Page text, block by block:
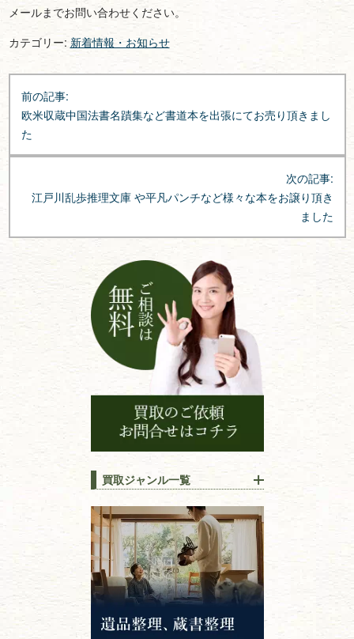
メールまでお問い合わせください。
カテゴリー: 新着情報・お知らせ
投
稿
ナ
ビ
ョ
前の記事:
欧米収蔵中国法書名蹟集など書道本を出張にてお売り頂きまし
た
次の記事:
江戸川乱歩推理文庫 や平凡パンチなど様々な本をお譲り頂き
ました
買取ジャンル一覧
江戸時代の書物
唐本・漢籍・
中国書物・朝鮮本
錦絵・浮世絵・版画・刷り物
専門書・ 学術書